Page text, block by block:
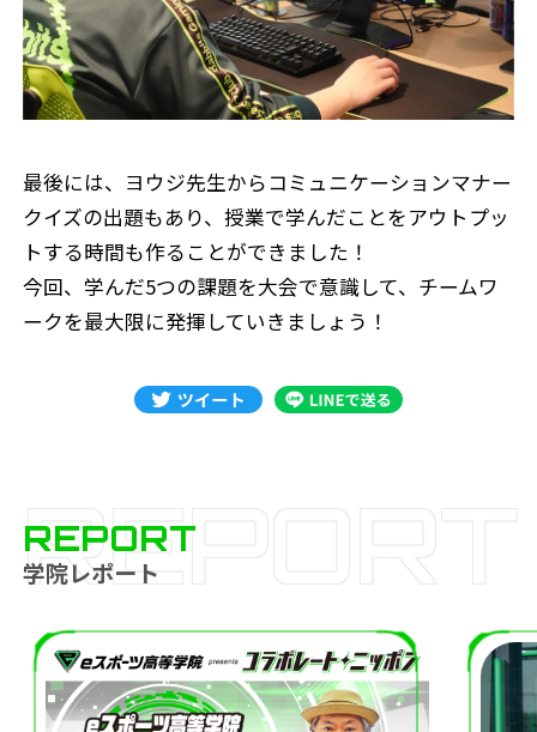
最後には、ヨウジ先生からコミュニケーションマナー
クイズの出題もあり、授業で学んだことをアウトプッ
トする時間も作ることができました！
今回、学んだ5つの課題を大会で意識して、チームワ
ークを最大限に発揮していきましょう！
REPORT
学院レポート
REPORT